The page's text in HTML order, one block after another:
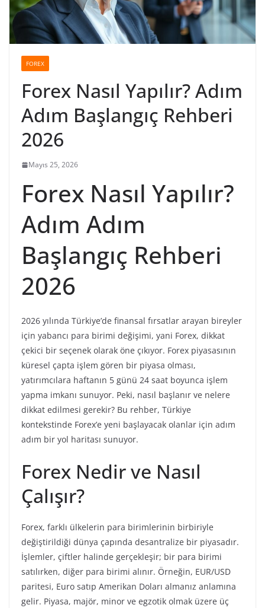
FOREX
Forex Nasıl Yapılır? Adım
Adım Başlangıç Rehberi
2026
Mayıs 25, 2026
Forex Nasıl Yapılır?
Adım Adım
Başlangıç Rehberi
2026
2026 yılında Türkiye’de finansal fırsatlar arayan bireyler
için yabancı para birimi değişimi, yani Forex, dikkat
çekici bir seçenek olarak öne çıkıyor. Forex piyasasının
küresel çapta işlem gören bir piyasa olması,
yatırımcılara haftanın 5 günü 24 saat boyunca işlem
yapma imkanı sunuyor. Peki, nasıl başlanır ve nelere
dikkat edilmesi gerekir? Bu rehber, Türkiye
kontekstinde Forex’e yeni başlayacak olanlar için adım
adım bir yol haritası sunuyor.
Forex Nedir ve Nasıl
Çalışır?
Forex, farklı ülkelerin para birimlerinin birbiriyle
değiştirildiği dünya çapında desantralize bir piyasadır.
İşlemler, çiftler halinde gerçekleşir; bir para birimi
satılırken, diğer para birimi alınır. Örneğin, EUR/USD
paritesi, Euro satıp Amerikan Doları almanız anlamına
gelir. Piyasa, majör, minor ve egzotik olmak üzere üç